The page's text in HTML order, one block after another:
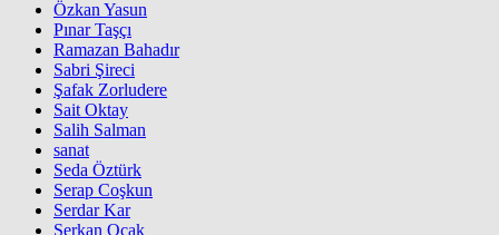
Özkan Yasun
Pınar Taşçı
Ramazan Bahadır
Sabri Şireci
Şafak Zorludere
Sait Oktay
Salih Salman
sanat
Seda Öztürk
Serap Coşkun
Serdar Kar
Serkan Ocak